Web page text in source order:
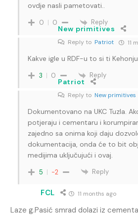
ovdje nasli pametovati..
0 0 Reply
New primitives
Reply to Patriot 11
Kakve igle u RDF-u to si ti
3 0 Reply
Patriot
Reply to New primitives
Dokumentovano na UKC Tuzla.
potjeraju i cementaru i
zajedno sa onima koji daju
dokumentacija, onda će to bit
medijima uključujući i ovaj.
5 -2 Reply
FCL 11 months ago
Laze g.Pasić smrad dolazi iz